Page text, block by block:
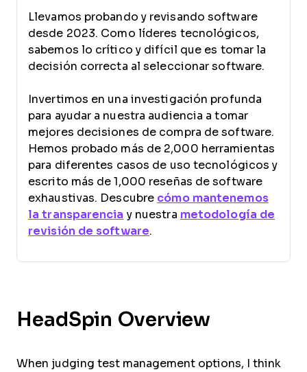
Llevamos probando y revisando software
desde 2023. Como líderes tecnológicos,
sabemos lo crítico y difícil que es tomar la
decisión correcta al seleccionar software.
Invertimos en una investigación profunda
para ayudar a nuestra audiencia a tomar
mejores decisiones de compra de software.
Hemos probado más de 2,000 herramientas
para diferentes casos de uso tecnológicos y
escrito más de 1,000 reseñas de software
exhaustivas. Descubre cómo mantenemos
la transparencia y nuestra metodología de
revisión de software.
HeadSpin Overview
When judging test management options, I think